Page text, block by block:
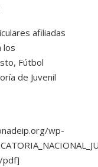
afiliadas
los
Fútbol
de Juvenil
wp-
pdf]